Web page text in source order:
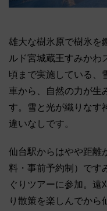
雄大な樹氷原で樹氷を
ルド宮城蔵王すみかわ
頃まで実施している、
車から、⾃然の力が⽣
す。雪と光が織りなす
違いなしです。
仙台駅からはやや距離
料・事前予約制）です
ぐりツアーに参加。遠
り散策を楽しんでから